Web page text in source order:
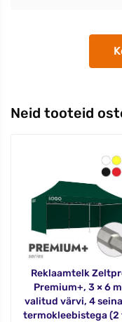
Neid tooteid
Reklaamtelk
Premium+, 3 × 6
valitud värvi, 4
termokleebistega (2